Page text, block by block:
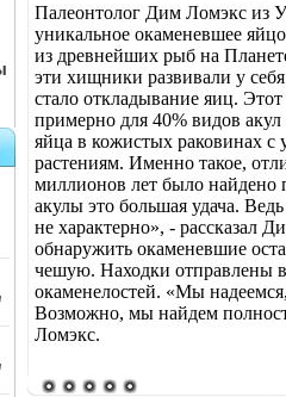
Палеонтолог Дим Ломэкс из
уникальное окаменевшее
из древнейших рыб на
эти хищники развивали у
стало откладывание яиц.
примерно для 40% видов
яйца в кожистых раковинах с
растениям. Именно такое,
миллионов лет было найдено
акулы это большая удача.
не характерно», - рассказал
обнаружить окаменевшие
чешую. Находки отправлены
окаменелостей. «Мы
Возможно, мы найдем
Ломэкс.